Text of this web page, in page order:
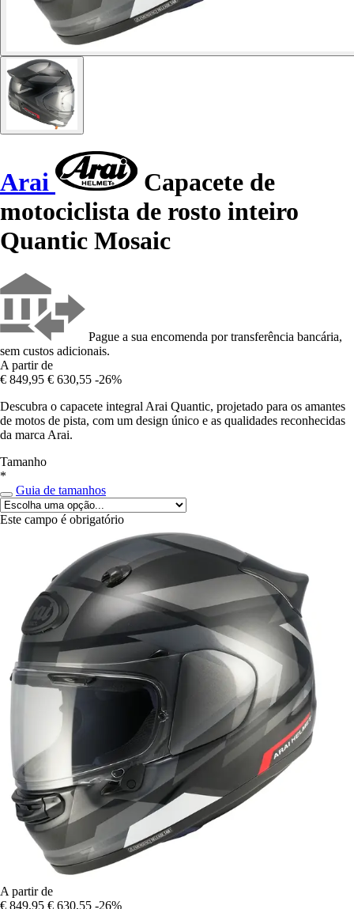
Arai
Capacete de
motociclista de rosto inteiro
Quantic Mosaic
Pague a sua encomenda por transferência bancária,
sem custos adicionais.
A partir de
€ 849,95 € 630,55 -26%
Descubra o capacete integral Arai Quantic, projetado para os amantes
de motos de pista, com um design único e as qualidades reconhecidas
da marca Arai.
Tamanho
*
Guia de tamanhos
Este campo é obrigatório
A partir de
€ 849,95 € 630,55 -26%